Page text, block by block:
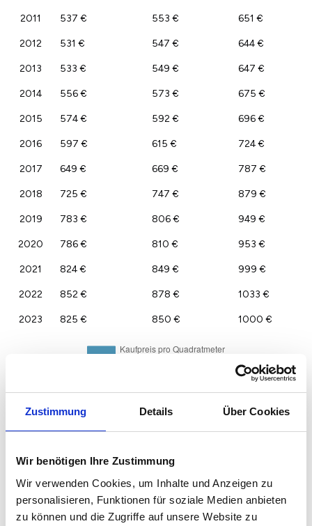
Zustimmung Details Über Cookies
Wir benötigen Ihre Zustimmung
Wir verwenden Cookies, um Inhalte und Anzeigen zu
personalisieren, Funktionen für soziale Medien anbieten
zu können und die Zugriffe auf unsere Website zu
2011 537 € 553 € 651 €
2012 531 € 547 € 644 €
2013 533 € 549 € 647 €
2014 556 € 573 € 675 €
2015 574 € 592 € 696 €
2016 597 € 615 € 724 €
2017 649 € 669 € 787 €
2018 725 € 747 € 879 €
2019 783 € 806 € 949 €
2020 786 € 810 € 953 €
2021 824 € 849 € 999 €
2022 852 € 878 € 1033 €
2023 825 € 850 € 1000 €